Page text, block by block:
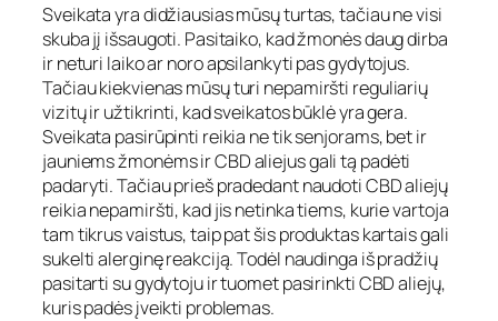
Sveikata yra didžiausias mūsų turtas, tačiau ne visi
skuba jį išsaugoti. Pasitaiko, kad žmonės daug dirba
ir neturi laiko ar noro apsilankyti pas gydytojus.
Tačiau kiekvienas mūsų turi nepamiršti reguliarių
vizitų ir užtikrinti, kad sveikatos būklė yra gera.
Sveikata pasirūpinti reikia ne tik senjorams, bet ir
jauniems žmonėms ir CBD aliejus gali tą padėti
padaryti. Tačiau prieš pradedant naudoti CBD aliejų
reikia nepamiršti, kad jis netinka tiems, kurie vartoja
tam tikrus vaistus, taip pat šis produktas kartais gali
sukelti alerginę reakciją. Todėl naudinga iš pradžių
pasitarti su gydytoju ir tuomet pasirinkti CBD aliejų,
kuris padės įveikti problemas.